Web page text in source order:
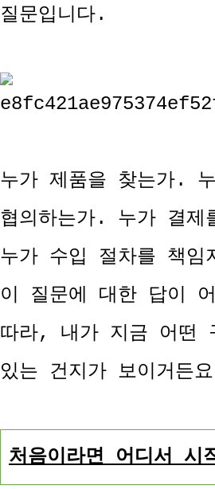
질문입니다.
누가 제품을 찾는가.
협의하는가. 누가 결제
누가 수입 절차를 책임
이 질문에 대한 답이 어
따라, 내가 지금 어떤
있는 건지가 보이거든
처음이라면 어디서 시